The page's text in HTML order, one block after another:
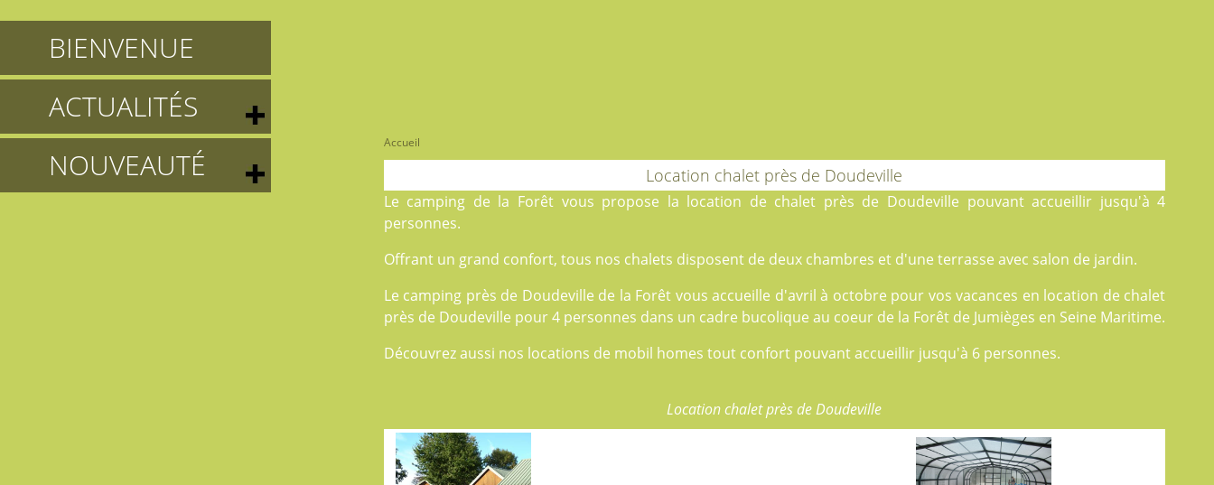
BIENVENUE
ACTUALITÉS
NOUVEAUTÉ
Accueil
Location chalet près de Doudeville
Le camping de la Forêtvous propose la location de chalet près de Doudeville pouvant accueillir jusqu'à 4
personnes.
Offrant un grand confort, tous nos chalets disposent de deux chambres et d'une terrasse avec salon de jardin.
Le camping près de Doudeville de la Forêt vous accueille d'avril à octobre pour vos vacances en location de chalet
près de Doudeville pour 4 personnes dans un cadre bucolique au coeur de la Forêt de Jumièges en Seine Maritime.
Découvrez aussi nos locations de mobil homes tout confort pouvant accueillir jusqu'à 6 personnes.
Location chalet près de Doudeville